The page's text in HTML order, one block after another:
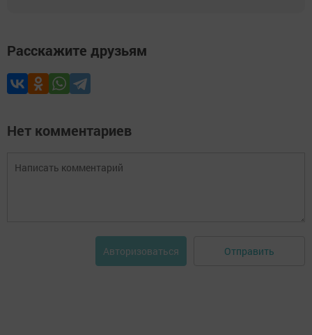
Расскажите друзьям
Нет комментариев
Авторизоваться Отправить